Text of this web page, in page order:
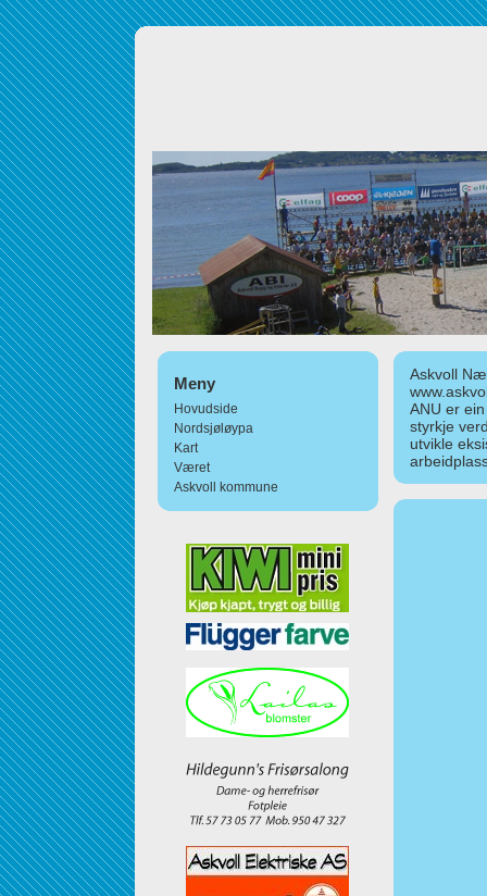
Meny
Hovudside
Nordsjøløypa
Kart
Været
Askvoll kommune
Askvoll
ANU er
styrkje
utvikle